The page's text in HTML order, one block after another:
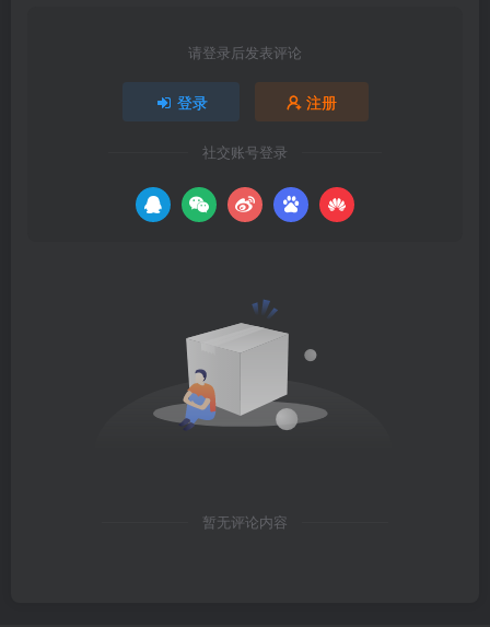
请登录后发表评论
登录 注册
社交账号登录
暂无评论内容